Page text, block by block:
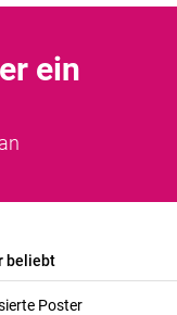
ein
beliebt
Poster